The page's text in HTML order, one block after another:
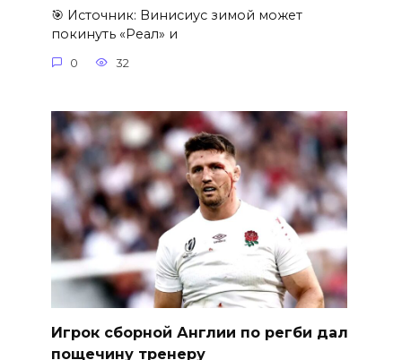
🎯 Источник: Винисиус зимой может
покинуть «Реал» и
0 32
Игрок сборной Англии по регби дал
пощечину тренеру